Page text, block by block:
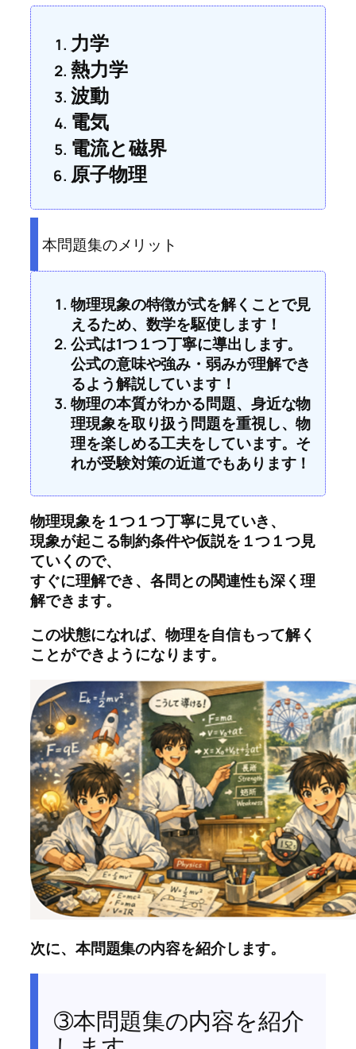
力学
熱力学
波動
電気
電流と磁界
原子物理
本問題集のメリット
物理現象の特徴が式を解くことで見
えるため、数学を駆使します！
公式は1つ１つ丁寧に導出します。
公式の意味や強み・弱みが理解でき
るよう解説しています！
物理の本質がわかる問題、身近な物
理現象を取り扱う問題を重視し、物
理を楽しめる工夫をしています。そ
れが受験対策の近道でもあります！
物理現象を１つ１つ丁寧に見ていき、
現象が起こる制約条件や仮説を１つ１つ見
ていくので、
すぐに理解でき、各問との関連性も深く理
解できます。
この状態になれば、物理を自信もって解く
ことができようになります。
次に、本問題集の内容を紹介します。
➂本問題集の内容を紹介